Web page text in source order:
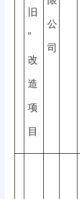
旧
”
改
造
项
目
公
司